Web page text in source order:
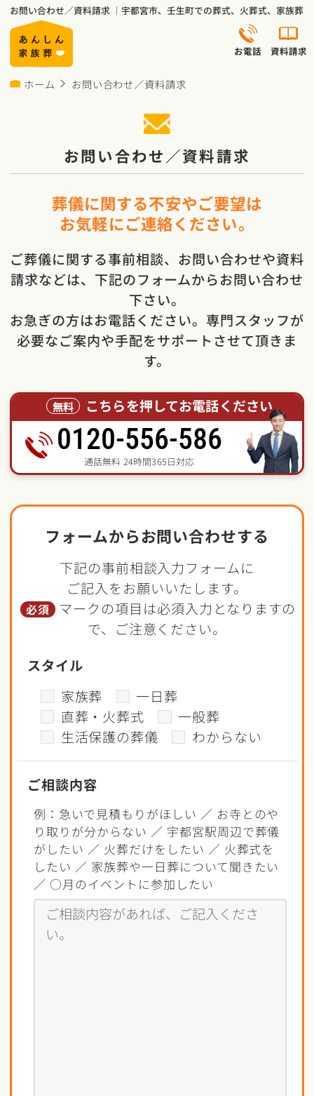
お問い合わせ／資料請求 ｜宇都宮市、壬生町での葬式、火葬式、家族葬
お電話 資料請求
ホーム お問い合わせ／資料請求
お問い合わせ／資料請求
葬儀に関する不安やご要望は
お気軽にご連絡ください。
ご葬儀に関する事前相談、お問い合わせや資料
請求などは、下記のフォームからお問い合わせ
下さい。
お急ぎの方はお電話ください。専門スタッフが
必要なご案内や手配をサポートさせて頂きま
す。
無料 こちらを押してお電話ください
0120-556-586
通話無料 24時間365日対応
フォームからお問い合わせする
下記の事前相談入力フォームに
ご記入をお願いいたします。
必須
マークの項目は必須入力となりますの
で、ご注意ください。
スタイル
家族葬
一日葬
直葬・火葬式
一般葬
生活保護の葬儀
わからない
ご相談内容
例：急いで見積もりがほしい ／ お寺とのや
り取りが分からない ／ 宇都宮駅周辺で葬儀
がしたい ／ 火葬だけをしたい ／ 火葬式を
したい ／ 家族葬や一日葬について聞きたい
／ ○月のイベントに参加したい